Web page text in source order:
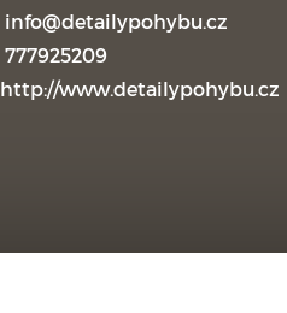
info@detailypohybu.cz
777925209
http://www.detailypohybu.cz